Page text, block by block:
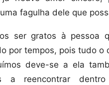
fagulha dele que
ser gratos à pessoa
por tempos, pois tudo o
deve-se a ela
a reencontrar